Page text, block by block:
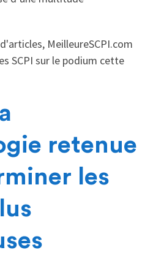
MeilleureSCPI.com
SCPI sur le podium cette
retenue
les